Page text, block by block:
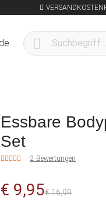
Essbare
Set
2 Bewertungen
€ 9,95€ 16,99